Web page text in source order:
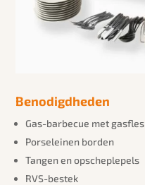
Benodigdheden
Gas-barbecue met gasfles
Porseleinen borden
Tangen en opscheplepels
RVS-bestek